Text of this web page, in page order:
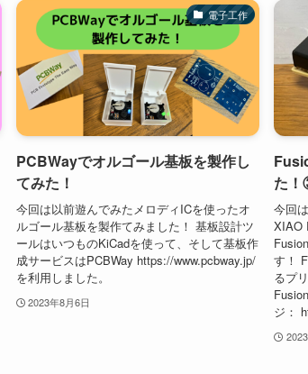
電子工作
PCBWayでオルゴール基板を製作し
てみた！
今回は以前遊んでみたメロディICを使ったオ
ルゴール基板を製作てみました！ 基板設計ツ
ールはいつものKiCadを使って、そして基板作
成サービスはPCBWay https://www.pcbway.jp/
を利用しました。
2023年8月6日
た
今回
XIAO
す！
るプ
ジ：